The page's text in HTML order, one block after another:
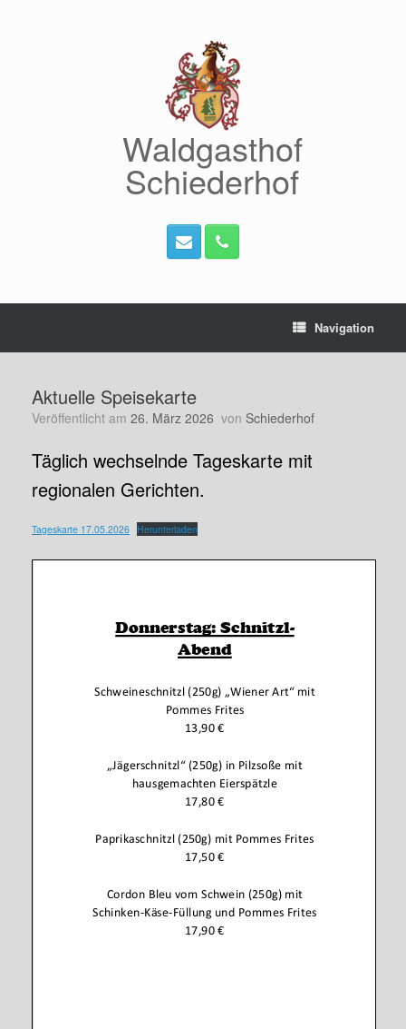
Waldgasthof
Schiederhof
Navigation
Aktuelle Speisekarte
Veröffentlicht am 26. März 2026 von Schiederhof
Täglich wechselnde Tageskarte mit
regionalen Gerichten.
Tageskarte 17.05.2026 Herunterladen